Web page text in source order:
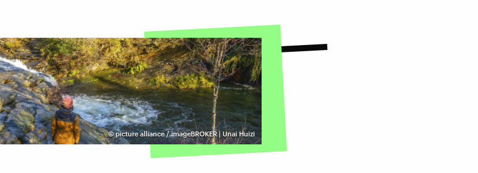
©picture alliance / imageBROKER | Unai Huizi